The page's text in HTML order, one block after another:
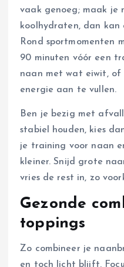
vaak genoeg; maak je
koolhydraten, dan kan
Rond sportmomenten
90 minuten vóór een
naan met wat eiwit, of
energie aan te vullen.
Ben je bezig met
stabiel houden, kies
je training voor naan
kleiner. Snijd grote
vries de rest in, zo
Gezonde
toppings
Zo combineer je
en toch licht blijft.